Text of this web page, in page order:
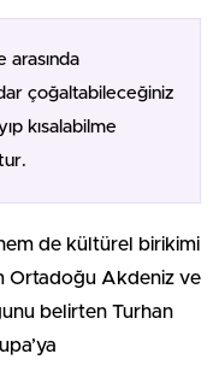
arasında
çoğaltabileceğiniz
kısalabilme
de kültürel birikimi
Ortadoğu Akdeniz ve
belirten Turhan